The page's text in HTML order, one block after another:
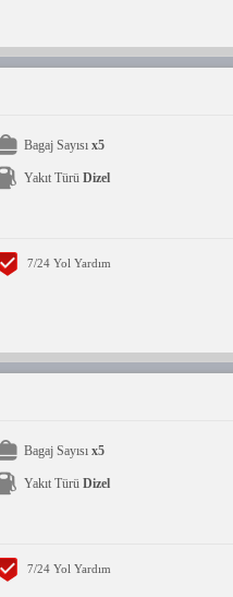
Bagaj Sayısı x5
Yakıt Türü Dizel
7/24 Yol Yardım
Bagaj Sayısı x5
Yakıt Türü Dizel
7/24 Yol Yardım